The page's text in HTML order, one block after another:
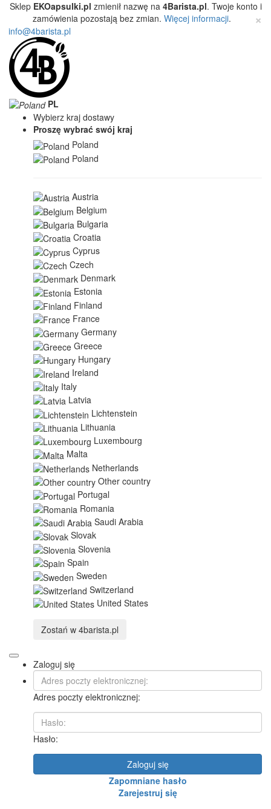
Sklep EKOapsulki.pl zmienił nazwę na 4Barista.pl. Twoje konto i
zamówienia pozostają bez zmian. Więcej informacji. ×
info@4barista.pl
PL
Wybierz kraj dostawy
Proszę wybrać swój kraj
Poland
Poland
Austria
Belgium
Bulgaria
Croatia
Cyprus
Czech
Denmark
Estonia
Finland
France
Germany
Greece
Hungary
Ireland
Italy
Latvia
Lichtenstein
Lithuania
Luxembourg
Malta
Netherlands
Other country
Portugal
Romania
Saudi Arabia
Slovak
Slovenia
Spain
Sweden
Switzerland
United States
Zostań w 4barista.pl
Zaloguj się
Adres poczty elektronicznej:
Hasło:
Zaloguj się
Zapomniane hasło
Zarejestruj się